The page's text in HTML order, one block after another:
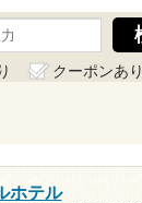
クーポンあり
ホテル